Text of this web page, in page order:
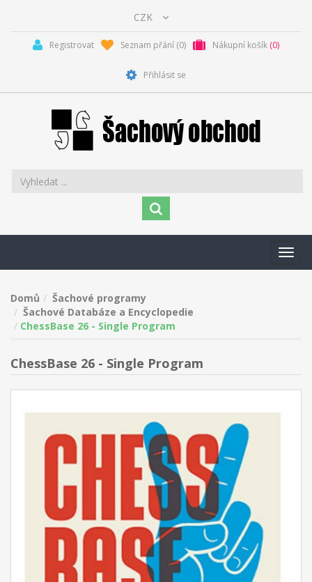
Registrovat Seznam přání (0) Nákupní košík (0)
Přihlásit se
Domů
Šachové programy
Šachové Databáze a Encyclopedie
ChessBase 26 - Single Program
ChessBase 26 - Single Program